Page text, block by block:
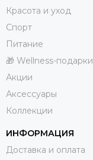
Красота и уход
Спорт
Питание
🎁 Wellness-подарки
Акции
Аксессуары
Коллекции
ИНФОРМАЦИЯ
Доставка и оплата